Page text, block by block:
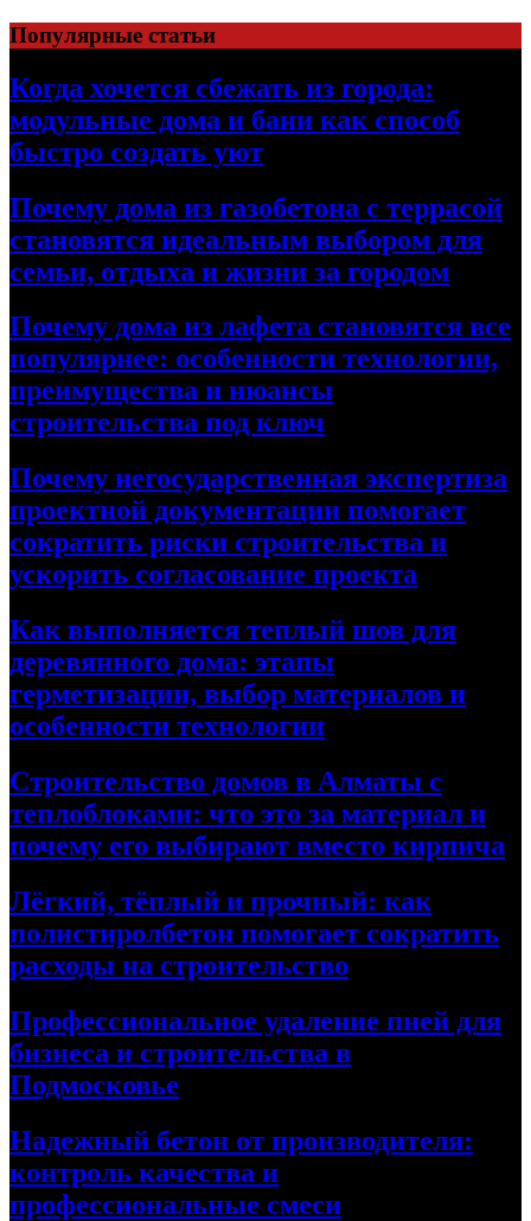
Перейти
к
содержимому
Популярные статьи
Когда хочется сбежать из города:
модульные дома и бани как способ
быстро создать уют
Почему дома из газобетона с террасой
становятся идеальным выбором для
семьи, отдыха и жизни за городом
Почему дома из лафета становятся все
популярнее: особенности технологии,
преимущества и нюансы
строительства под ключ
Почему негосударственная экспертиза
проектной документации помогает
сократить риски строительства и
ускорить согласование проекта
Как выполняется теплый шов для
деревянного дома: этапы
герметизации, выбор материалов и
особенности технологии
Строительство домов в Алматы с
теплоблоками: что это за материал и
почему его выбирают вместо кирпича
Лёгкий, тёплый и прочный: как
полистиролбетон помогает сократить
расходы на строительство
Профессиональное удаление пней для
бизнеса и строительства в
Подмосковье
Надежный бетон от производителя:
контроль качества и
профессиональные смеси